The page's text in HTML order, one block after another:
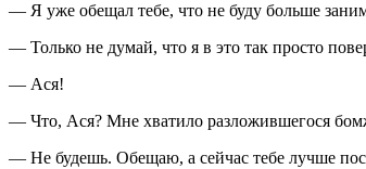
— Я уже обещал тебе, что не буду больше
— Только не думай, что я в это так просто
— Ася!
— Что, Ася? Мне хватило разложившегося
— Не будешь. Обещаю, а сейчас тебе лучше